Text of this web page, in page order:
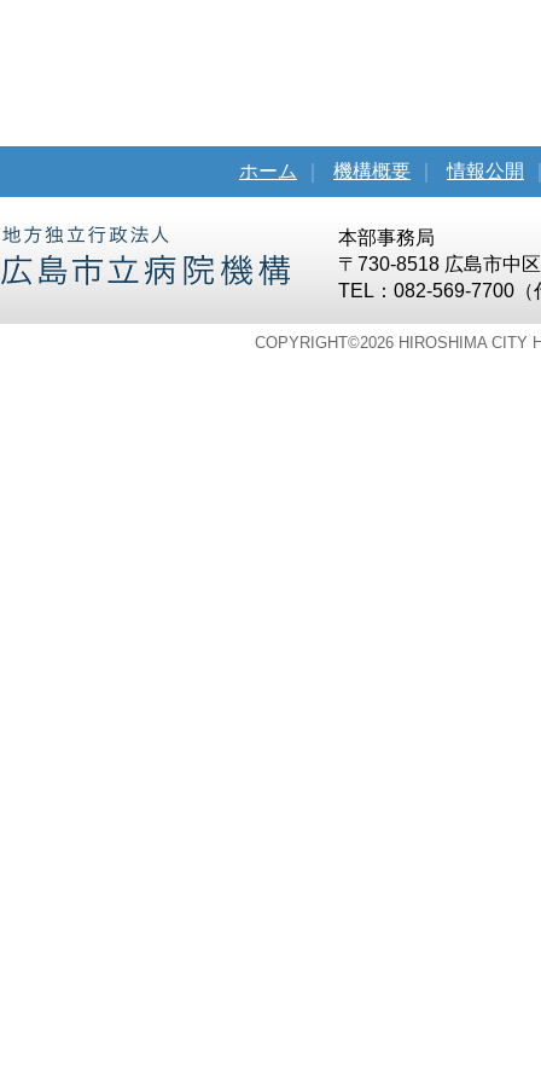
ホーム 機構概要 情報公開
本部事務局
〒730-8518 広島市中
TEL：082-569-7700
COPYRIGHT©2026 HIROSHIMA CITY